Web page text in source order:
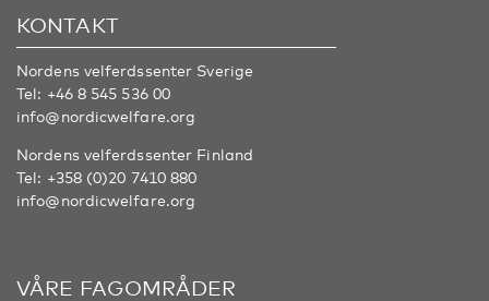
KONTAKT
Nordens velferdssenter Sverige
Tel: +46 8 545 536 00
info@nordicwelfare.org
Nordens velferdssenter Finland
Tel: +358 (0)20 7410 880
info@nordicwelfare.org
VÅRE FAGOMRÅDER